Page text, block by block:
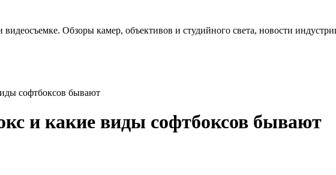
Обзоры камер, объективов и студийного света, новости
софтбоксов бывают
и какие виды софтбоксов бывают